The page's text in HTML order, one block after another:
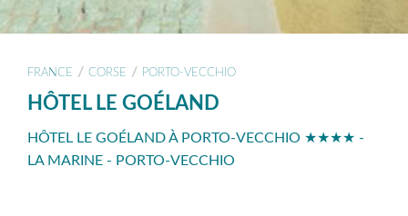
FRANCE / CORSE / PORTO-VECCHIO
HÔTEL LE GOÉLAND
HÔTEL LE GOÉLAND À PORTO-VECCHIO ★★★★ -
LA MARINE - PORTO-VECCHIO